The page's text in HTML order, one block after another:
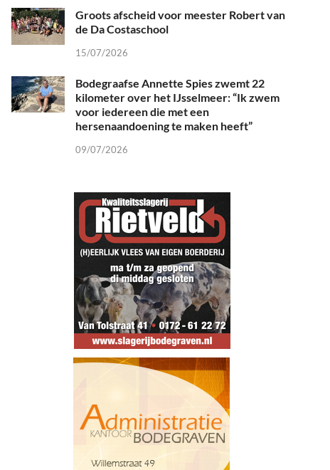
Groots afscheid voor meester Robert van
de Da Costaschool
15/07/2026
Bodegraafse Annette Spies zwemt 22
kilometer over het IJsselmeer: “Ik zwem
voor iedereen die met een
hersenaandoening te maken heeft”
09/07/2026